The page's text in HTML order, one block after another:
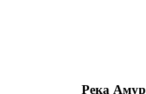
Река Амур